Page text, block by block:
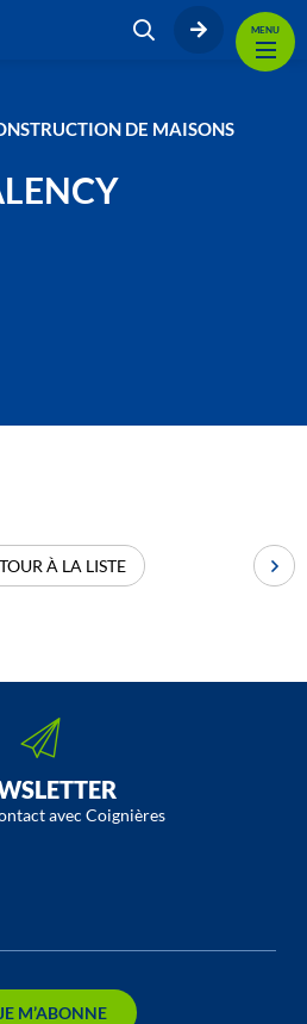
MENU
DE MAISONS
À LA LISTE
avec Coignières
JE M’ABONNE